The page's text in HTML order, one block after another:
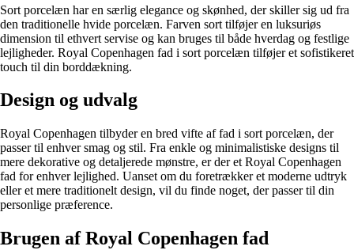
Sort porcelæn har en særlig elegance og skønhed, der skiller sig ud fra
den traditionelle hvide porcelæn. Farven sort tilføjer en luksuriøs
dimension til ethvert servise og kan bruges til både hverdag og festlige
lejligheder. Royal Copenhagen fad i sort porcelæn tilføjer et sofistikeret
touch til din borddækning.
Design og udvalg
Royal Copenhagen tilbyder en bred vifte af fad i sort porcelæn, der
passer til enhver smag og stil. Fra enkle og minimalistiske designs til
mere dekorative og detaljerede mønstre, er der et Royal Copenhagen
fad for enhver lejlighed. Uanset om du foretrækker et moderne udtryk
eller et mere traditionelt design, vil du finde noget, der passer til din
personlige præference.
Brugen af Royal Copenhagen fad